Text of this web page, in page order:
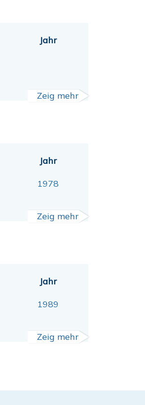
Jahr
Zeig mehr
Jahr
1978
Zeig mehr
Jahr
1989
Zeig mehr